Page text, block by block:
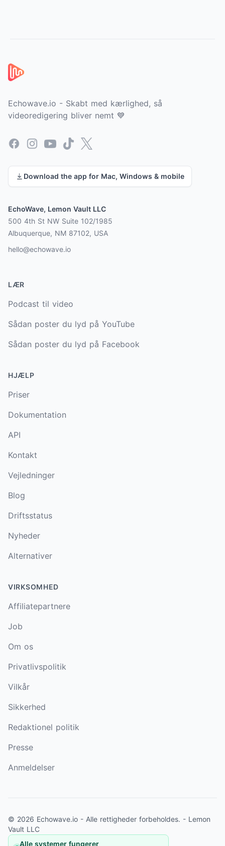
Echowave.io - Skabt med kærlighed, så
videoredigering bliver nemt 💙
Facebook
InstagramYouTubeTikTok
X
Download the app for Mac, Windows & mobile
EchoWave, Lemon Vault LLC
500 4th St NW Suite 102/1985
Albuquerque, NM 87102, USA
hello@echowave.io
LÆR
Podcast til video
Sådan poster du lyd på YouTube
Sådan poster du lyd på Facebook
HJÆLP
Priser
Dokumentation
API
Kontakt
Vejledninger
Blog
Driftsstatus
Nyheder
Alternativer
VIRKSOMHED
Affiliatepartnere
Job
Om os
Privatlivspolitik
Vilkår
Sikkerhed
Redaktionel politik
Presse
Anmeldelser
© 2026 Echowave.io - Alle rettigheder forbeholdes. - Lemon
Vault LLC
Alle systemer fungerer